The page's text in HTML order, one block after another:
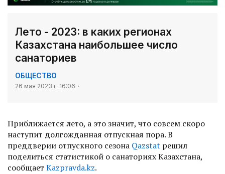
Лето - 2023: в каких регионах
Казахстана наибольшее число
санаториев
ОБЩЕСТВО
26 мая 2023 г. 16:06
Приближается лето, а это значит, что совсем скоро
наступит долгожданная отпускная пора. В
преддверии отпускного сезона Qazstat решил
поделиться статистикой о санаториях Казахстана,
сообщает Kazpravda.kz.